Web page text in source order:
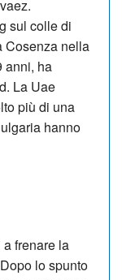
sul colle di
Cosenza nella
anni, ha
La Uae
più di una
hanno
frenare la
lo spunto